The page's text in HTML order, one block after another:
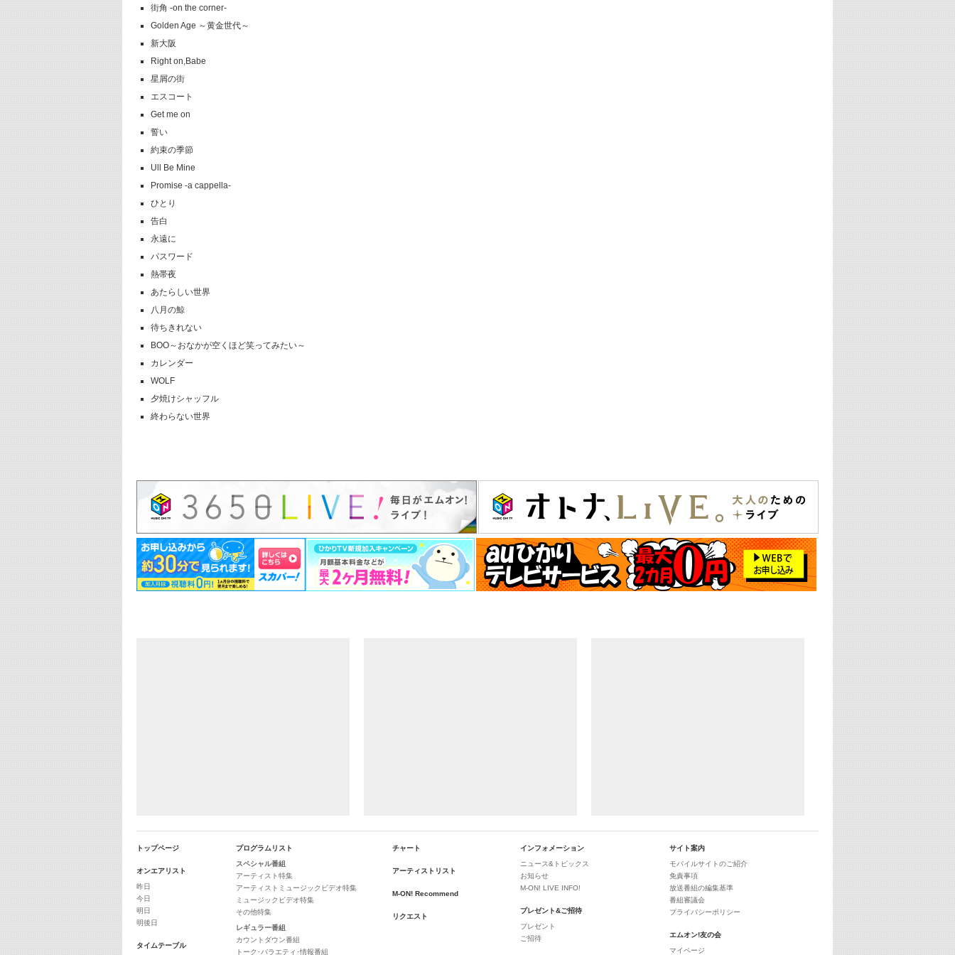
街角 -on the corner-
Golden Age ～黄金世代～
新大阪
Right on,Babe
星屑の街
エスコート
Get me on
誓い
約束の季節
Ull Be Mine
Promise -a cappella-
ひとり
告白
永遠に
パスワード
熱帯夜
あたらしい世界
八月の鯨
待ちきれない
BOO～おなかが空くほど笑ってみたい～
カレンダー
WOLF
夕焼けシャッフル
終わらない世界
トップページ
オンエアリスト
昨日
今日
明日
明後日
タイムテーブル
プログラムリスト
スペシャル番組
アーティスト特集
アーティストミュージックビデオ特集
ミュージックビデオ特集
その他特集
レギュラー番組
カウントダウン番組
トーク･バラエティ･情報番組
チャート
アーティストリスト
M-ON! Recommend
リクエスト
インフォメーション
ニュース&トピックス
お知らせ
M-ON! LIVE INFO!
プレゼント&ご招待
プレゼント
ご招待
サイト案内
モバイルサイトのご紹介
免責事項
放送番組の編集基準
番組審議会
プライバシーポリシー
エムオン!友の会
マイページ